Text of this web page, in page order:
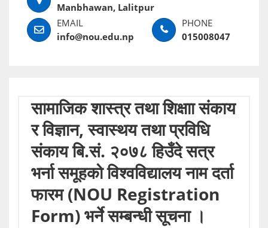
Manbhawan, Lalitpur
info@nou.edu.np 015008047
सामाजिक शास्त्र तथा शिक्षाा संकाय
र विज्ञान, स्वास्थय तथा प्रविधि
संकाय बि.सं. २०७८ हिउँदे सत्र
भर्ना समूहको विश्वविद्यालय नाम दर्ता
फारम (NOU Registration
Form) भर्ने सम्बन्धी सूचना ।